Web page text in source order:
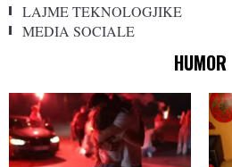
LAJME TEKNOLOGJIKE
MEDIA SOCIALE
HUMOR